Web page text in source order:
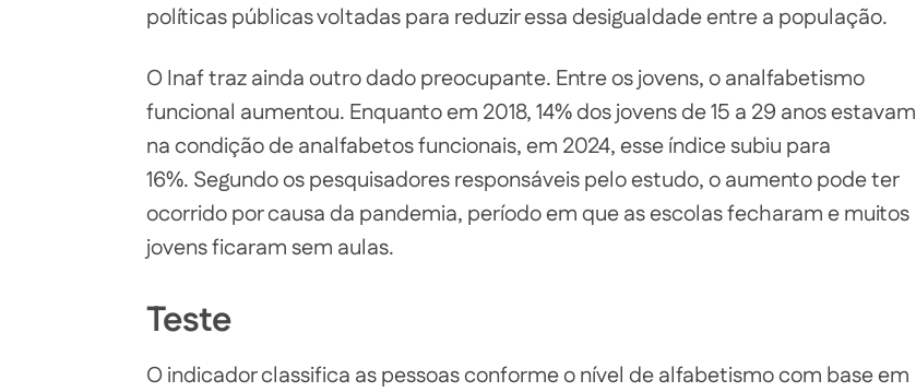
políticas públicas voltadas para reduzir essa desigualdade entre a população.
O Inaf traz ainda outro dado preocupante. Entre os jovens, o analfabetismo
funcional aumentou. Enquanto em 2018, 14% dos jovens de 15 a 29 anos estavam
na condição de analfabetos funcionais, em 2024, esse índice subiu para
16%. Segundo os pesquisadores responsáveis pelo estudo, o aumento pode ter
ocorrido por causa da pandemia, período em que as escolas fecharam e muitos
jovens ficaram sem aulas.
Teste
O indicador classifica as pessoas conforme o nível de alfabetismo com base em